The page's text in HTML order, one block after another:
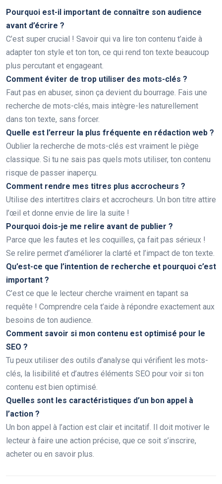
Pourquoi est-il important de connaître son audience
avant d’écrire ?
C’est super crucial ! Savoir qui va lire ton contenu t’aide à
adapter ton style et ton ton, ce qui rend ton texte beaucoup
plus percutant et engageant.
Comment éviter de trop utiliser des mots-clés ?
Faut pas en abuser, sinon ça devient du bourrage. Fais une
recherche de mots-clés, mais intègre-les naturellement
dans ton texte, sans forcer.
Quelle est l’erreur la plus fréquente en rédaction web ?
Oublier la recherche de mots-clés est vraiment le piège
classique. Si tu ne sais pas quels mots utiliser, ton contenu
risque de passer inaperçu.
Comment rendre mes titres plus accrocheurs ?
Utilise des intertitres clairs et accrocheurs. Un bon titre attire
l’œil et donne envie de lire la suite !
Pourquoi dois-je me relire avant de publier ?
Parce que les fautes et les coquilles, ça fait pas sérieux !
Se relire permet d’améliorer la clarté et l’impact de ton texte.
Qu’est-ce que l’intention de recherche et pourquoi c’est
important ?
C’est ce que le lecteur cherche vraiment en tapant sa
requête ! Comprendre cela t’aide à répondre exactement aux
besoins de ton audience.
Comment savoir si mon contenu est optimisé pour le
SEO ?
Tu peux utiliser des outils d’analyse qui vérifient les mots-
clés, la lisibilité et d’autres éléments SEO pour voir si ton
contenu est bien optimisé.
Quelles sont les caractéristiques d’un bon appel à
l’action ?
Un bon appel à l’action est clair et incitatif. Il doit motiver le
lecteur à faire une action précise, que ce soit s’inscrire,
acheter ou en savoir plus.